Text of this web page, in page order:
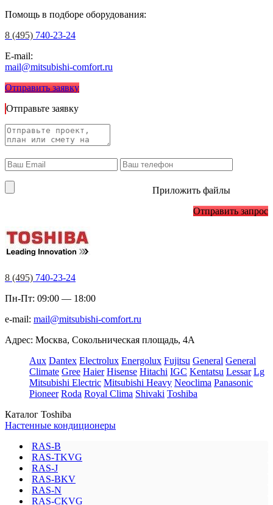
Помощь в подборе оборудования:
8 (495) 740-23-24
E-mail:
mail@mitsubishi-comfort.ru
Отправить заявку
Отправьте заявку
Приложить файлы
Отправить запрос
8 (495) 740-23-24
Пн-Пт: 09:00 — 18:00
e-mail: mail@mitsubishi-comfort.ru
Адрес: Москва, Сокольническая площадь, 4А
Aux Dantex Electrolux Energolux Fujitsu General General
Climate Gree Haier Hisense Hitachi IGC Kentatsu Lessar Lg
Mitsubishi Electric Mitsubishi Heavy Neoclima Panasonic
Pioneer Roda Royal Clima Shivaki Toshiba
Каталог Toshiba
Настенные кондиционеры
RAS-B
RAS-TKVG
RAS-J
RAS-BKV
RAS-N
RAS-CKVG